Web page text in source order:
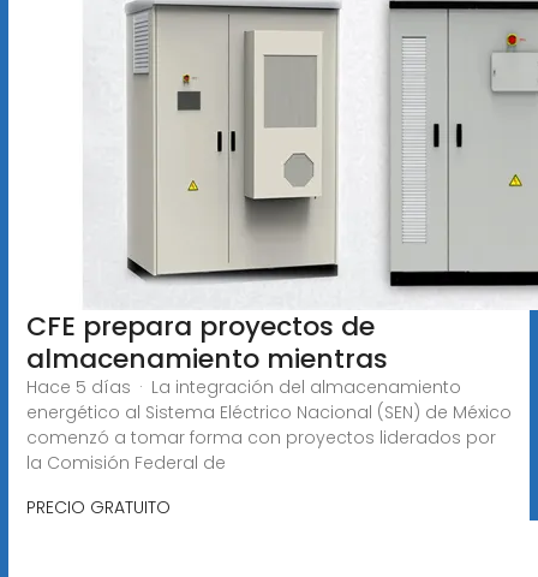
CFE prepara proyectos de
almacenamiento mientras
Hace 5 días · La integración del almacenamiento
energético al Sistema Eléctrico Nacional (SEN) de México
comenzó a tomar forma con proyectos liderados por
la Comisión Federal de
PRECIO GRATUITO